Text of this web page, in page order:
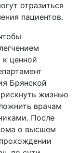
отразиться
пациентов.
к ценной
Брянской
жизнью
врачам
После
о высшем